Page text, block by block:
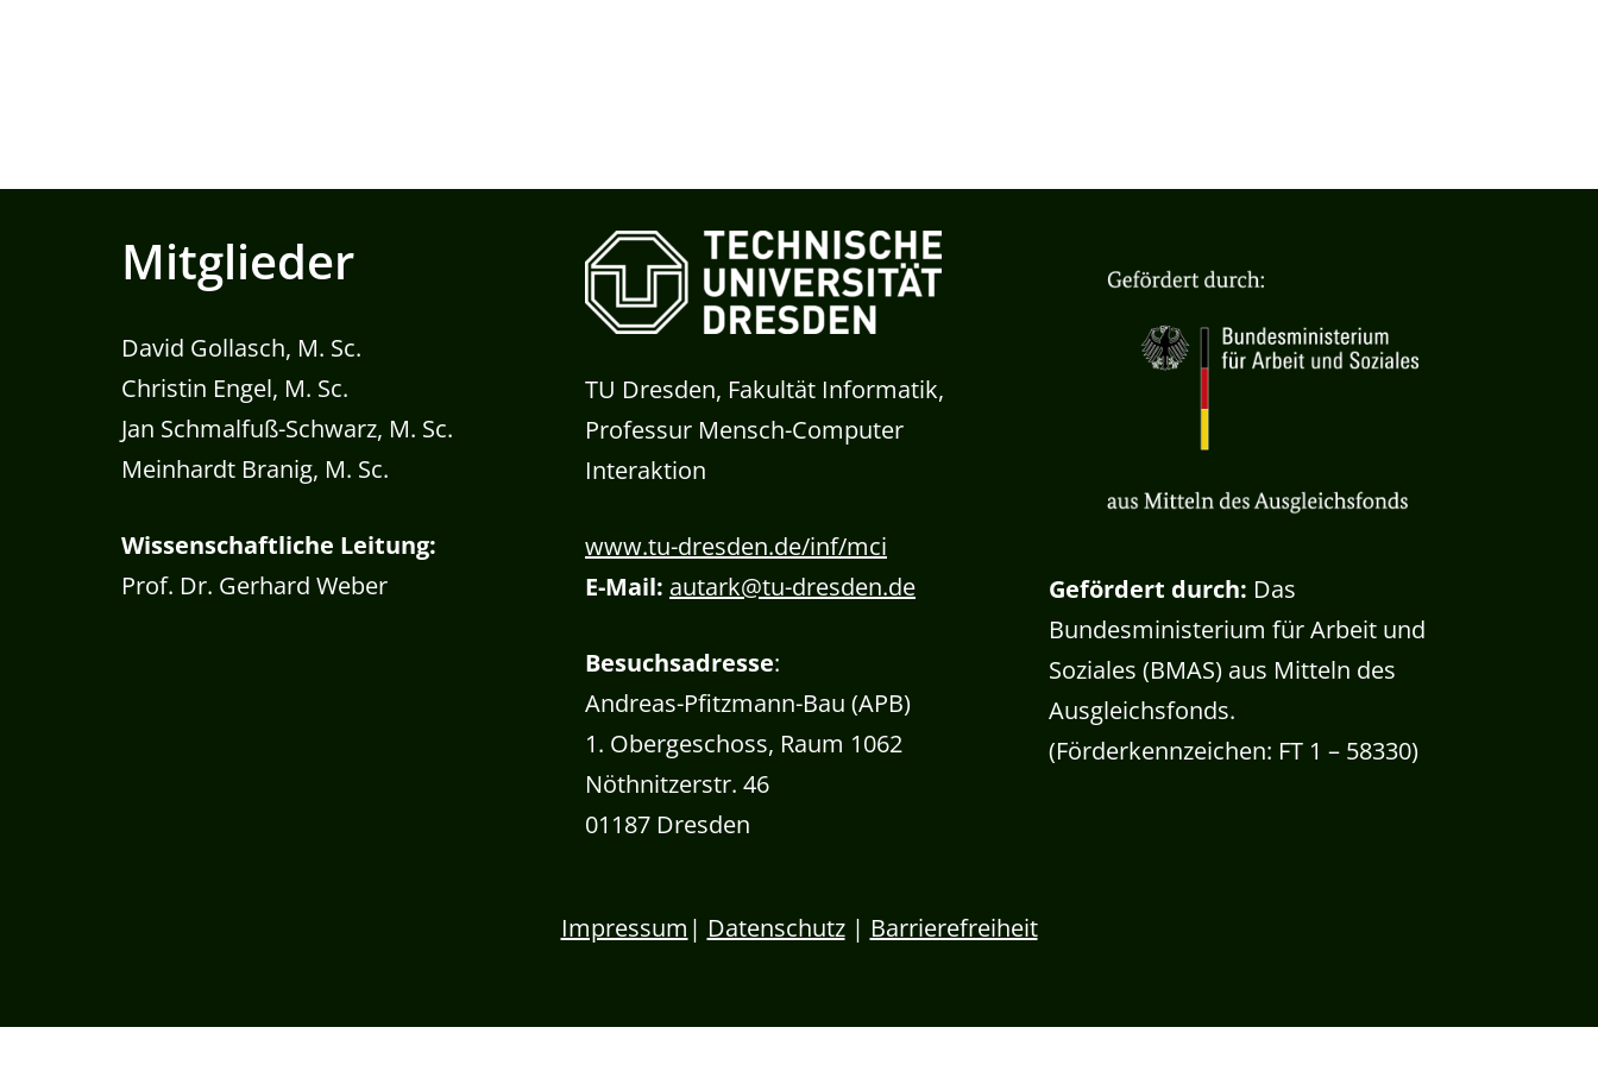
Mitglieder
David Gollasch, M. Sc.
Christin Engel, M. Sc.
Jan Schmalfuß-Schwarz, M. Sc.
Meinhardt Branig, M. Sc.
Wissenschaftliche Leitung:
Prof. Dr. Gerhard Weber
TU Dresden, Fakultät Informatik,
Professur Mensch-Computer
Interaktion
www.tu-dresden.de/inf/mci
E-Mail: autark@tu-dresden.de
Besuchsadresse:
Andreas-Pfitzmann-Bau (APB)
1. Obergeschoss, Raum 1062
Nöthnitzerstr. 46
01187 Dresden
Gefördert durch: Das
Bundesministerium für Arbeit und
Soziales (BMAS) aus Mitteln des
Ausgleichsfonds.
(Förderkennzeichen: FT 1 – 58330)
Impressum | Datenschutz| Barrierefreiheit